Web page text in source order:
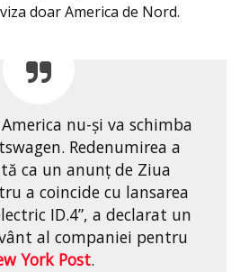
doar America de Nord.
nu-și va schimba
Redenumirea a
ca un anunț de Ziua
a coincide cu lansarea
ID.4”, a declarat un
al companiei pentru
York Post.